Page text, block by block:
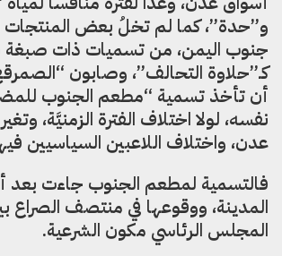
و”حدة”، كما لم تخلُ بعض المنتجات
جنوب اليمن، من تسميات ذات صبغة
كـ”حلاوة التحالف”، وصابون
أن تأخذ تسمية “مطعم الجنوب
نفسه، لولا اختلاف الفترة الزمنيَّة،
عدن، واختلاف اللاعبين السياسيين
فالتسمية لمطعم الجنوب جاءت بعد
المدينة، ووقوعها في منتصف الصراع
المجلس الرئاسي مكون الشرعية.